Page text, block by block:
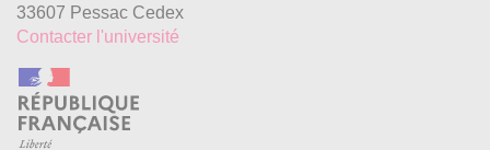
33607 Pessac Cedex
Contacter l'université